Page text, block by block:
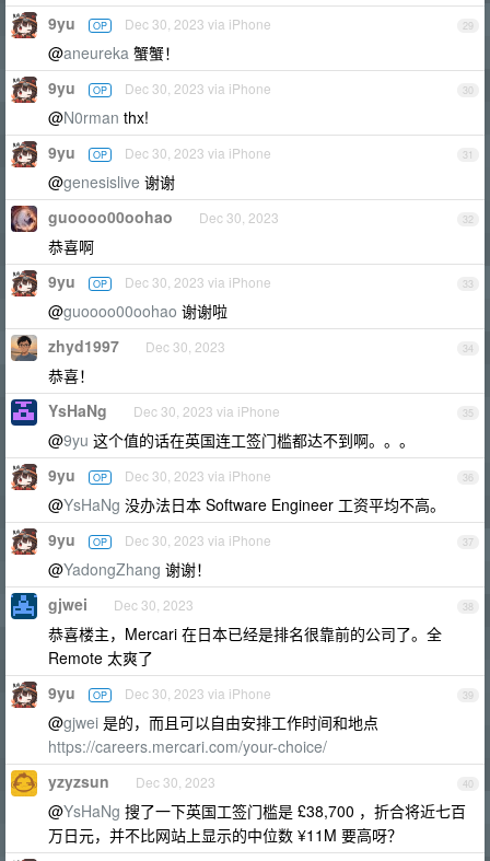
29
9yu OP Dec 30, 2023 via iPhone
@aneureka 蟹蟹！
30
9yu OP Dec 30, 2023 via iPhone
@N0rman thx!
31
9yu OP Dec 30, 2023 via iPhone
@genesislive 谢谢
32
guoooo00oohao Dec 30, 2023
恭喜啊
33
9yu OP Dec 30, 2023 via iPhone
@guoooo00oohao 谢谢啦
34
zhyd1997 Dec 30, 2023
恭喜！
35
YsHaNg Dec 30, 2023 via iPhone
@9yu 这个值的话在英国连工签门槛都达不到啊。。。
36
9yu OP Dec 30, 2023 via iPhone
@YsHaNg 没办法日本 Software Engineer 工资平均不高。
37
9yu OP Dec 30, 2023 via iPhone
@YadongZhang 谢谢！
38
gjwei Dec 30, 2023
恭喜楼主，Mercari 在日本已经是排名很靠前的公司了。全
Remote 太爽了
39
9yu OP Dec 30, 2023 via iPhone
@gjwei 是的，而且可以自由安排工作时间和地点
https://careers.mercari.com/your-choice/
40
yzyzsun Dec 30, 2023
@YsHaNg 搜了一下英国工签门槛是 £38,700 ，折合将近七百
万日元，并不比网站上显示的中位数 ¥11M 要高呀？